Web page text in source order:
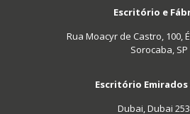
Escritório e
Rua Moacyr de Castro, 100,
Sorocaba, SP
Escritório Emirados
Dubai, Dubai